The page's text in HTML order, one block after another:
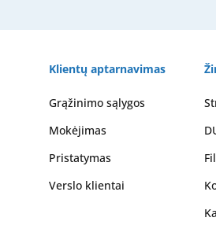
Klientų aptarnavimas
Grąžinimo sąlygos
Mokėjimas
Pristatymas
Verslo klientai